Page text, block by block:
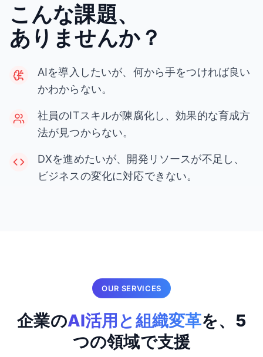
こんな課題、
ありませんか？
AIを導入したいが、何から手をつければ良い
かわからない。
社員のITスキルが陳腐化し、効果的な育成方
法が見つからない。
DXを進めたいが、開発リソースが不足し、
ビジネスの変化に対応できない。
OUR SERVICES
企業のAI活用と組織変革を、5
つの領域で支援